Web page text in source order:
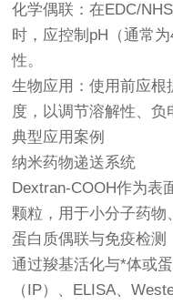
化学偶联：在EDC/
时，应控制pH（通常
性。
生物应用：使用前应根
度，以调节溶解性、负
典型应用案例
纳米药物递送系统
Dextran-COOH作为表
颗粒，用于小分子药物
蛋白质偶联与免疫检测
通过羧基活化与*体或
（IP）、ELISA、